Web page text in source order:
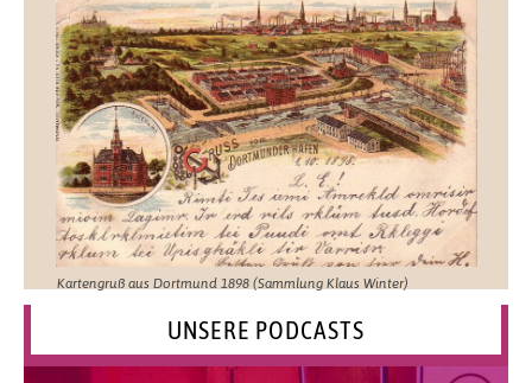
Kartengruß aus Dortmund 1898 (Sammlung Klaus Winter)
UNSERE PODCASTS